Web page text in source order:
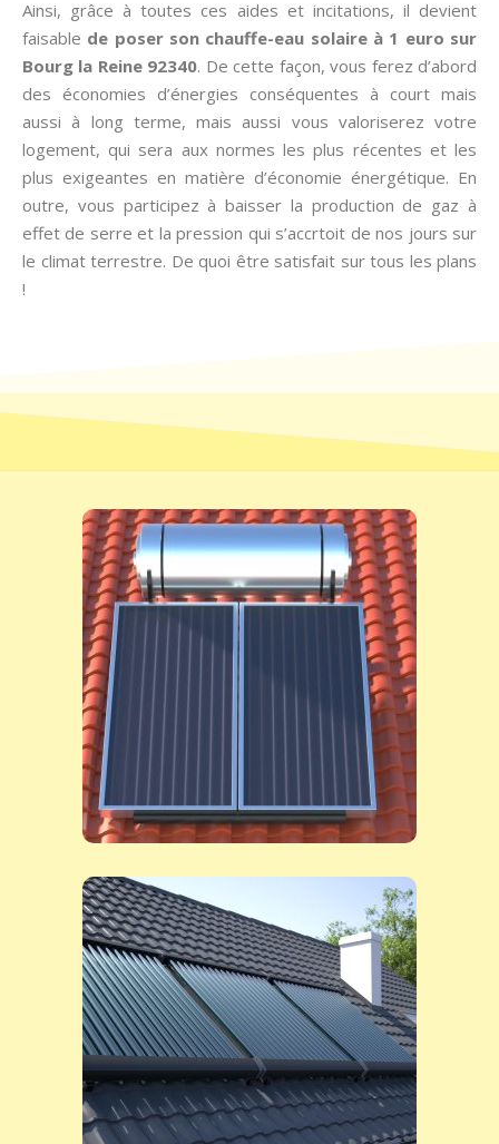
Ainsi, grâce à toutes ces aides et incitations, il devient
faisable de poser son chauffe-eau solaire à 1 euro sur
Bourg la Reine 92340. De cette façon, vous ferez d’abord
des économies d’énergies conséquentes à court mais
aussi à long terme, mais aussi vous valoriserez votre
logement, qui sera aux normes les plus récentes et les
plus exigeantes en matière d’économie énergétique. En
outre, vous participez à baisser la production de gaz à
effet de serre et la pression qui s’accrtoit de nos jours sur
le climat terrestre. De quoi être satisfait sur tous les plans
!